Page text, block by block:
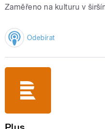
Zaměřeno na kulturu v
Odebírat